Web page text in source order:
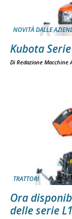
NOVITÀ DALLE
Kubota
Di Redazione Macchine
TRATTORI
Ora
delle serie